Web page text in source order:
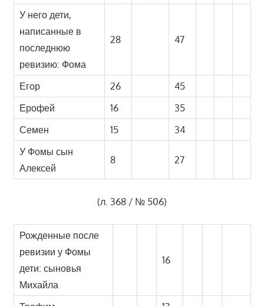
У него дети,
написанные в
последнюю
ревизию: Фома
28 47
Егор 26
45
Ерофей
16
35
Семен
15
34
У Фомы сын
Алексей
8 27
(л. 368 / № 506)
Рожденные после
ревизии у Фомы
дети: сыновья
Михайла
16